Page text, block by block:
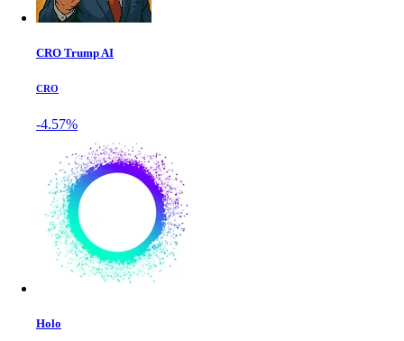
CRO Trump AI
CRO
-4.57%
Holo